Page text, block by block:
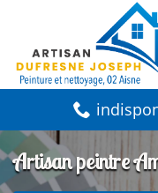
Artisan peintre